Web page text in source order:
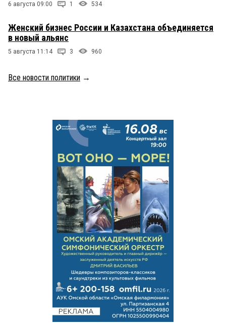
6 августа 09:00 1 534
Женский бизнес России и Казахстана объединяется
в новый альянс
5 августа 11:14 3 960
Все новости политики →